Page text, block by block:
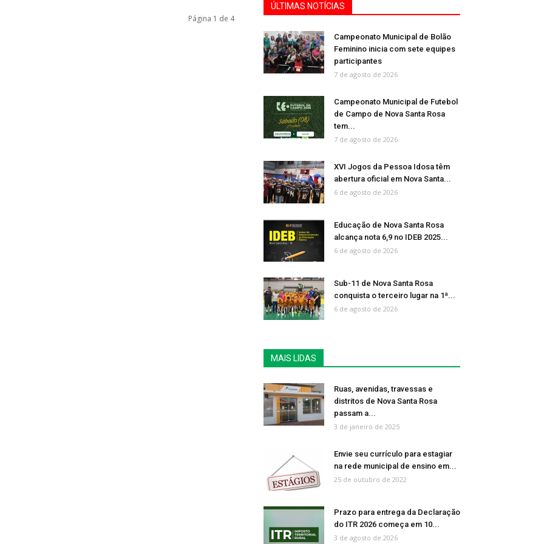
Página 1 de 4
ÚLTIMAS NOTÍCIAS
Campeonato Municipal de Bolão
Feminino inicia com sete equipes
participantes
7 de agosto de 2026
Campeonato Municipal de Futebol
de Campo de Nova Santa Rosa
tem...
7 de agosto de 2026
XVI Jogos da Pessoa Idosa têm
abertura oficial em Nova Santa...
6 de agosto de 2026
Educação de Nova Santa Rosa
alcança nota 6,9 no IDEB 2025...
6 de agosto de 2026
Sub-11 de Nova Santa Rosa
conquista o terceiro lugar na 1ª...
6 de agosto de 2026
MAIS LIDAS
Ruas, avenidas, travessas e
distritos de Nova Santa Rosa
passam a...
3 de janeiro de 2025
Envie seu currículo para estagiar
na rede municipal de ensino em...
25 de outubro de 2022
Prazo para entrega da Declaração
do ITR 2026 começa em 10...
3 de agosto de 2026